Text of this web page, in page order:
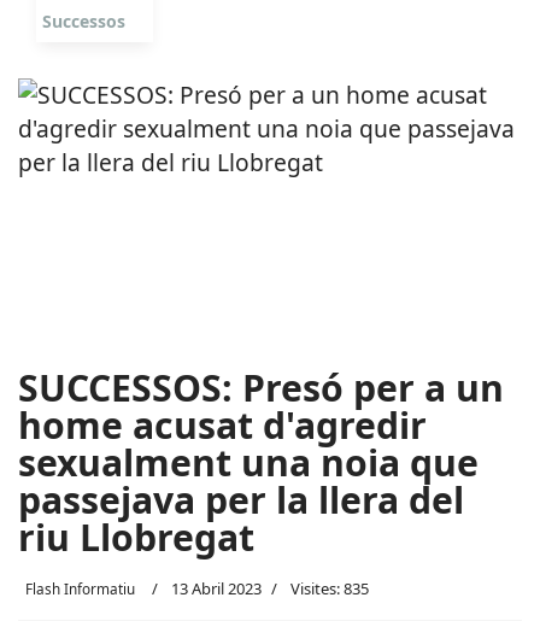
Successos
SUCCESSOS: Presó per a un
home acusat d'agredir
sexualment una noia que
passejava per la llera del
riu Llobregat
Flash Informatiu 13 Abril 2023 Visites: 835